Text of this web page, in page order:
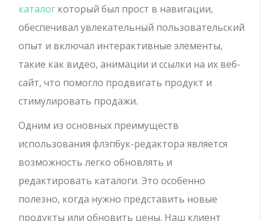
каталог который был прост в навигации,
обеспечивал увлекательный пользовательский
опыт и включал интерактивные элементы,
такие как видео, анимации и ссылки на их веб-
сайт, что помогло продвигать продукт и
стимулировать продажи.
Одним из основных преимуществ
использования флэпбук-редактора является
возможность легко обновлять и
редактировать каталоги. Это особенно
полезно, когда нужно представить новые
продукты или обновить цены. Наш клиент